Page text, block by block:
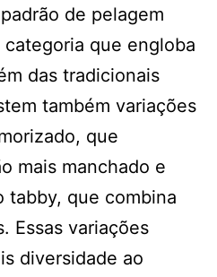
de pelagem
que engloba
das tradicionais
também variações
que
mais manchado e
tabby, que combina
Essas variações
diversidade ao